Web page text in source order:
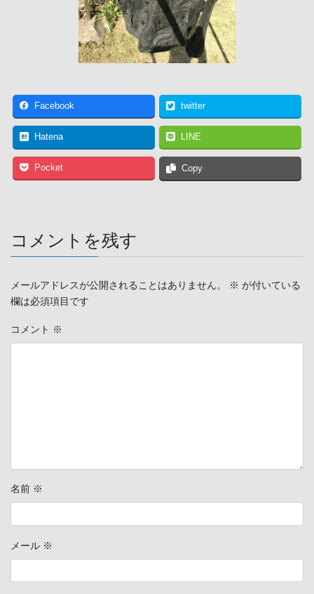
Facebook twitter
Hatena LINE
Pocket Copy
コメントを残す
メールアドレスが公開されることはありません。 ※ が付いている
欄は必須項目です
コメント ※
名前 ※
メール ※